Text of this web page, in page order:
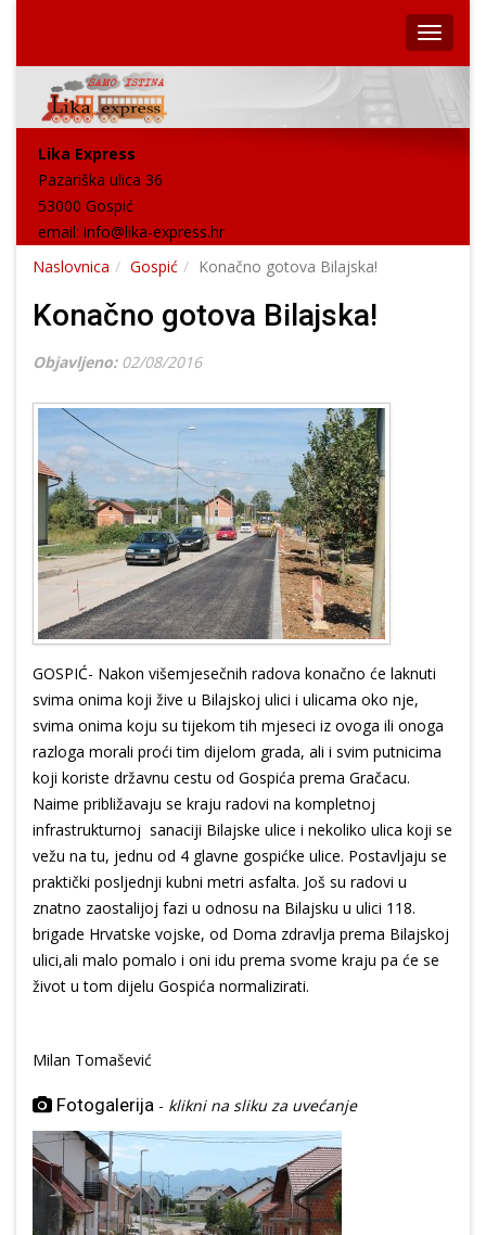
Lika Express
Pazariška ulica 36
53000 Gospić
email: info@lika-express.hr
Naslovnica
Gospić Konačno gotova Bilajska!
Konačno gotova Bilajska!
Objavljeno: 02/08/2016
GOSPIĆ- Nakon višemjesečnih radova konačno će laknuti
svima onima koji žive u Bilajskoj ulici i ulicama oko nje,
svima onima koju su tijekom tih mjeseci iz ovoga ili onoga
razloga morali proći tim dijelom grada, ali i svim putnicima
koji koriste državnu cestu od Gospića prema Gračacu.
Naime približavaju se kraju radovi na kompletnoj
infrastrukturnoj sanaciji Bilajske ulice i nekoliko ulica koji se
vežu na tu, jednu od 4 glavne gospićke ulice. Postavljaju se
praktički posljednji kubni metri asfalta. Još su radovi u
znatno zaostalijoj fazi u odnosu na Bilajsku u ulici 118.
brigade Hrvatske vojske, od Doma zdravlja prema Bilajskoj
ulici,ali malo pomalo i oni idu prema svome kraju pa će se
život u tom dijelu Gospića normalizirati.
Milan Tomašević
Fotogalerija - klikni na sliku za uvećanje